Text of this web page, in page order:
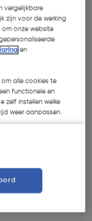
vergelijkbare
zijn voor de werking
onze website
en
alle cookies te
functionele en
zelf instellen welke
weer aanpassen.